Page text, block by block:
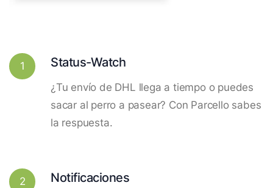
1 Status-Watch
¿Tu envío de DHL llega a tiempo o puedes
sacar al perro a pasear? Con Parcello sabes
la respuesta.
2 Notificaciones